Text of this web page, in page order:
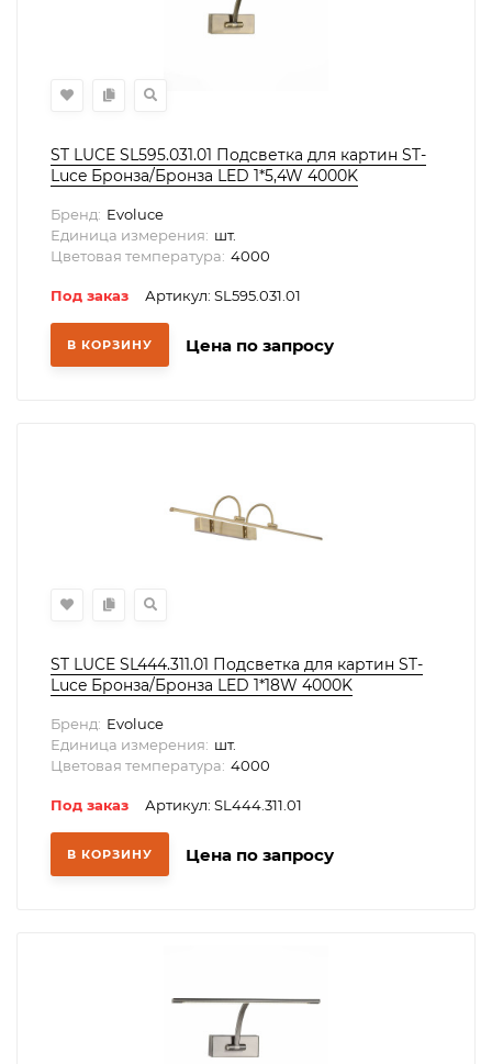
ST LUCE SL595.031.01 Подсветка для картин ST-
Luce Бронза/Бронза LED 1*5,4W 4000K
Бренд: Evoluce
Единица измерения: шт.
Цветовая температура: 4000
Под заказ Артикул: SL595.031.01
В КОРЗИНУ Цена по запросу
ST LUCE SL444.311.01 Подсветка для картин ST-
Luce Бронза/Бронза LED 1*18W 4000K
Бренд: Evoluce
Единица измерения: шт.
Цветовая температура: 4000
Под заказ Артикул: SL444.311.01
В КОРЗИНУ Цена по запросу